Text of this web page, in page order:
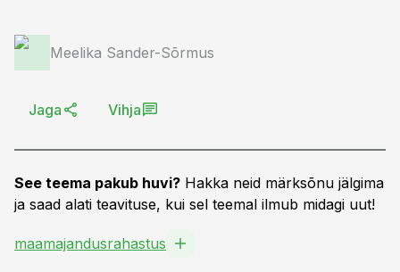
Meelika Sander-Sõrmus
Jaga Vihja
See teema pakub huvi? Hakka neid märksõnu jälgima
ja saad alati teavituse, kui sel teemal ilmub midagi uut!
maamajandusrahastus